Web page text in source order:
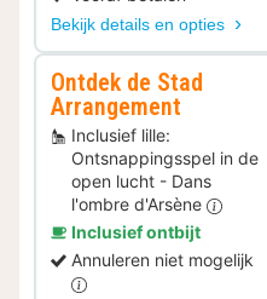
Bekijk details en opties
Ontdek de Stad
Arrangement
Inclusief lille:
Ontsnappingsspel in de
open lucht - Dans
l'ombre d'Arsène
Inclusief ontbijt
Annuleren niet mogelijk